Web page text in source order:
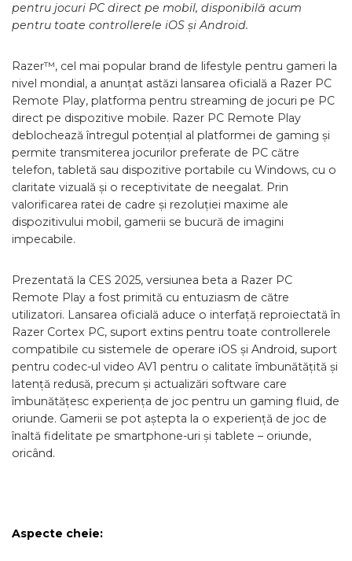
pentru jocuri PC direct pe mobil, disponibilă acum
pentru toate controllerele iOS și Android.
Razer™, cel mai popular brand de lifestyle pentru gameri la
nivel mondial, a anunțat astăzi lansarea oficială a Razer PC
Remote Play, platforma pentru streaming de jocuri pe PC
direct pe dispozitive mobile. Razer PC Remote Play
deblochează întregul potențial al platformei de gaming și
permite transmiterea jocurilor preferate de PC către
telefon, tabletă sau dispozitive portabile cu Windows, cu o
claritate vizuală și o receptivitate de neegalat. Prin
valorificarea ratei de cadre și rezoluției maxime ale
dispozitivului mobil, gamerii se bucură de imagini
impecabile.
Prezentată la CES 2025, versiunea beta a Razer PC
Remote Play a fost primită cu entuziasm de către
utilizatori. Lansarea oficială aduce o interfață reproiectată în
Razer Cortex PC, suport extins pentru toate controllerele
compatibile cu sistemele de operare iOS și Android, suport
pentru codec-ul video AV1 pentru o calitate îmbunătățită și
latență redusă, precum și actualizări software care
îmbunătățesc experiența de joc pentru un gaming fluid, de
oriunde. Gamerii se pot aștepta la o experiență de joc de
înaltă fidelitate pe smartphone-uri și tablete – oriunde,
oricând.
Aspecte cheie: